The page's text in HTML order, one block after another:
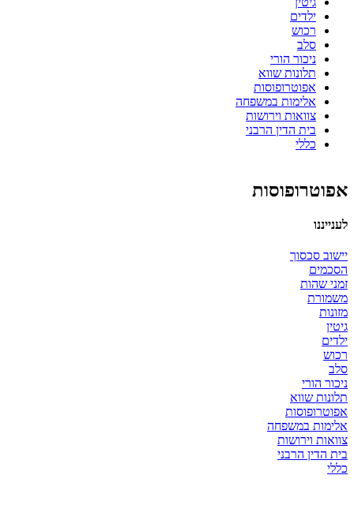
ילדים
רכוש
סלב
ניכור הורי
תלונות שווא
אפוטרופוסות
אלימות במשפחה
צוואות וירושות
בית הדין הרבני
כללי
אפוטרופוסות
לענייננו
יישוב סכסוך
הסכמים
זמני שהות
משמורת
מזונות
גיטין
ילדים
רכוש
סלב
ניכור הורי
תלונות שווא
אפוטרופוסות
אלימות במשפחה
צוואות וירושות
בית הדין הרבני
כללי